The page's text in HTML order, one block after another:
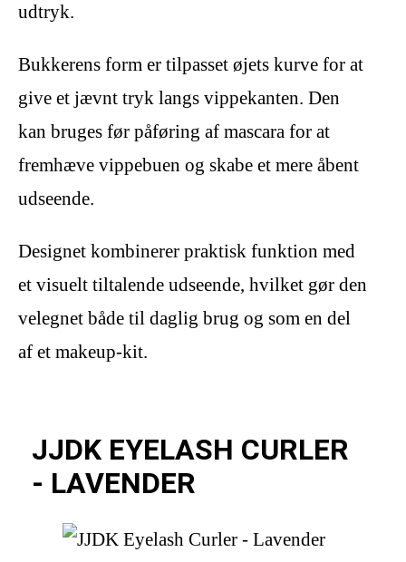
udtryk.
Bukkerens form er tilpasset øjets kurve for at
give et jævnt tryk langs vippekanten. Den
kan bruges før påføring af mascara for at
fremhæve vippebuen og skabe et mere åbent
udseende.
Designet kombinerer praktisk funktion med
et visuelt tiltalende udseende, hvilket gør den
velegnet både til daglig brug og som en del
af et makeup-kit.
JJDK EYELASH CURLER
- LAVENDER